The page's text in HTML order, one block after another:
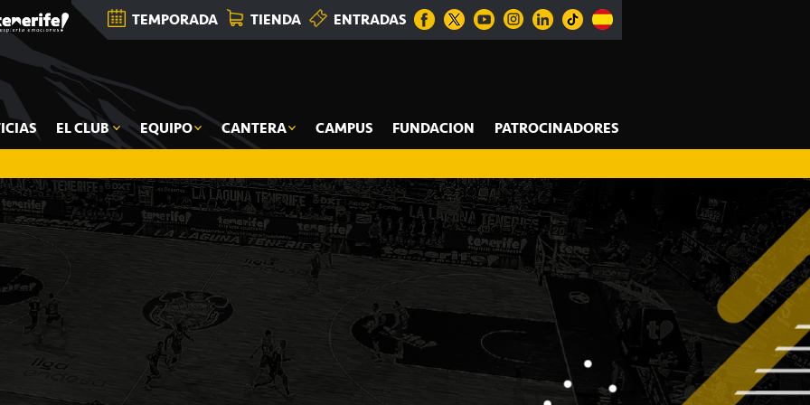
TEMPORADA TIENDA ENTRADAS
EL CLUB EQUIPO CANTERA CAMPUS FUNDACION PATROCINADORES